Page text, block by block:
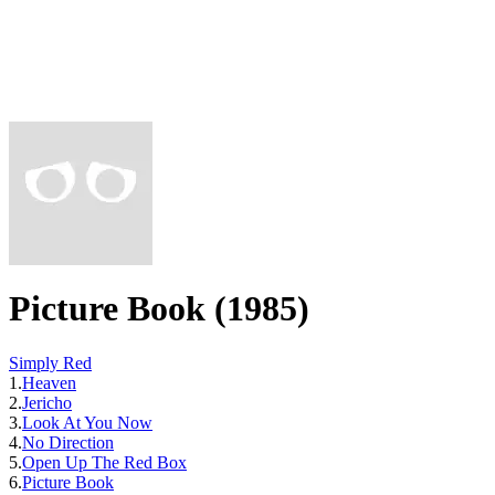
Picture Book (1985)
Simply Red
1.Heaven
2.Jericho
3.Look At You Now
4.No Direction
5.Open Up The Red Box
6.Picture Book